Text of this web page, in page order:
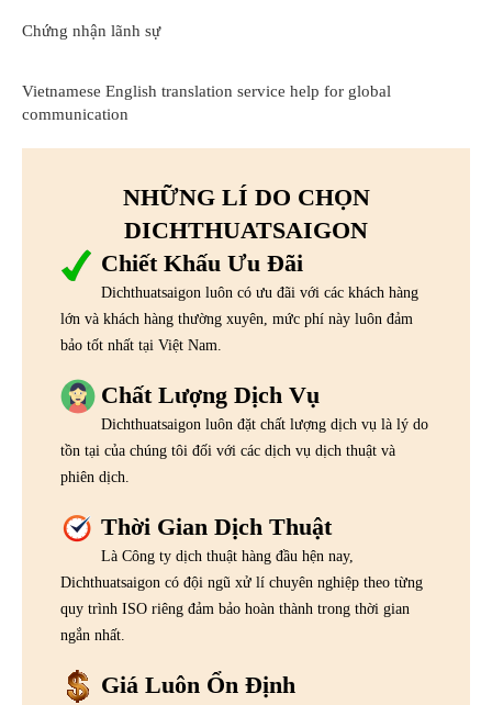
Chứng nhận lãnh sự
Vietnamese English translation service help for global
communication
NHỮNG LÍ DO CHỌN
DICHTHUATSAIGON
Chiết Khấu Ưu Đãi
Dichthuatsaigon luôn có ưu đãi với các khách hàng
lớn và khách hàng thường xuyên, mức phí này luôn đảm
bảo tốt nhất tại Việt Nam.
Chất Lượng Dịch Vụ
Dichthuatsaigon luôn đặt chất lượng dịch vụ là lý do
tồn tại của chúng tôi đối với các dịch vụ dịch thuật và
phiên dịch.
Thời Gian Dịch Thuật
Là Công ty dịch thuật hàng đầu hện nay,
Dichthuatsaigon có đội ngũ xử lí chuyên nghiệp theo từng
quy trình ISO riêng đảm bảo hoàn thành trong thời gian
ngắn nhất.
Giá Luôn Ổn Định